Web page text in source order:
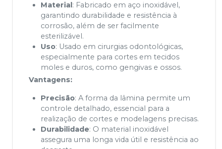
Material: Fabricado em aço inoxidável,
garantindo durabilidade e resistência à
corrosão, além de ser facilmente
esterilizável.
Uso: Usado em cirurgias odontológicas,
especialmente para cortes em tecidos
moles e duros, como gengivas e ossos.
Vantagens:
Precisão: A forma da lâmina permite um
controle detalhado, essencial para a
realização de cortes e modelagens precisas.
Durabilidade: O material inoxidável
assegura uma longa vida útil e resistência ao